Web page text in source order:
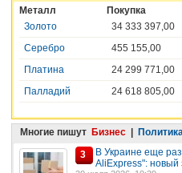
Металл
Покупка
Золото
34 333 397,00
Серебро
455 155,00
Платина
24 299 771,00
Палладий
24 618 805,00
Многие пишут Бизнес | Политика
3
В Украине еще
AliExpress": новый